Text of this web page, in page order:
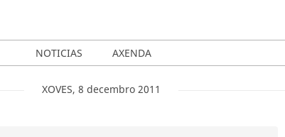
NOTICIAS AXENDA
XOVES, 8 decembro 2011